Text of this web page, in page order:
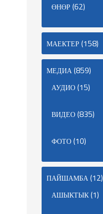
ӨНӨР(62)
МАЕКТЕР(158)
МЕДИА(859)
АУДИО(15)
ВИДЕО(835)
ФОТО(10)
ПАЙШАМБА(12)
АШЫКТЫК(1)